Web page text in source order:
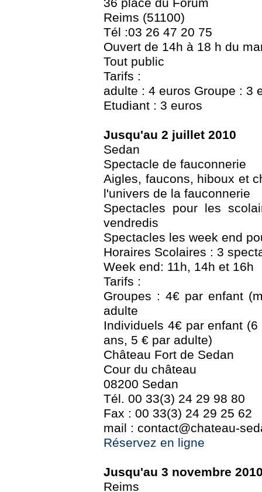
36 place du Forum
Reims (51100)
Tél :03 26 47 20 75
Ouvert de 14h à 18 h du
Tout public
Tarifs :
adulte : 4 euros Groupe : 3
Etudiant : 3 euros
Jusqu'au 2 juillet 2010
Sedan
Spectacle de fauconnerie
Aigles, faucons, hiboux et
l'univers de la fauconnerie
Spectacles pour les
vendredis
Spectacles les week end
Horaires Scolaires : 3
Week end: 11h, 14h et 16h
Tarifs :
Groupes : 4€ par enfant
adulte
Individuels 4€ par enfant
ans, 5 € par adulte)
Château Fort de Sedan
Cour du château
08200 Sedan
Tél. 00 33(3) 24 29 98 80
Fax : 00 33(3) 24 29 25 62
mail : contact@chateau-
Réservez en ligne
Jusqu'au 3 novembre
Reims